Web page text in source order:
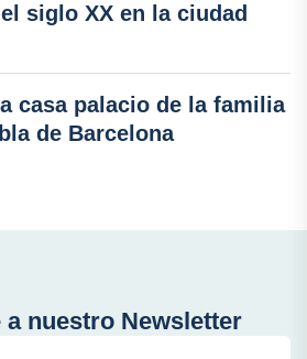
siglo XX en la ciudad
casa palacio de la familia
de Barcelona
nuestro Newsletter